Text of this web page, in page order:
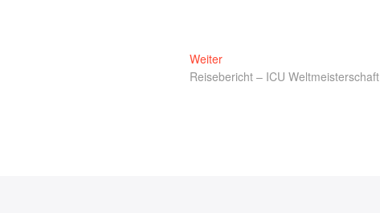
WeiterNächster
Beitrag:
Reisebericht – ICU Weltmeisterschaft